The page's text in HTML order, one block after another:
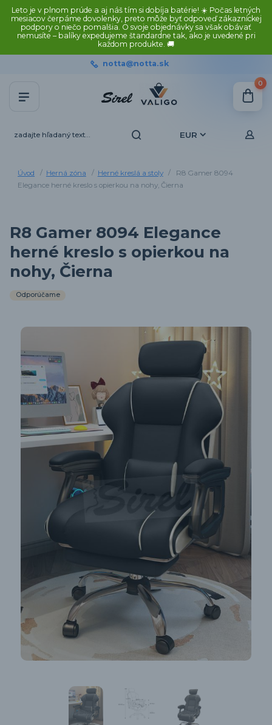
Leto je v plnom prúde a aj náš tím si dobíja batérie! ☀️ Počas letných
mesiacov čerpáme dovolenky, preto môže byť odpoveď zákazníckej
podpory o niečo pomalšia. O svoje objednávky sa však obávať
nemusíte – balíky expedujeme štandardne tak, ako je uvedené pri
každom produkte. 🚚
EUR
notta@notta.sk
0
Úvod Herná zóna Herné kreslá a stoly
R8 Gamer 8094
Elegance herné kreslo s opierkou na nohy, Čierna
R8 Gamer 8094 Elegance
herné kreslo s opierkou na
nohy, Čierna
Odporúčame